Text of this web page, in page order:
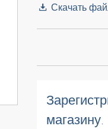
Скачать
магазину.